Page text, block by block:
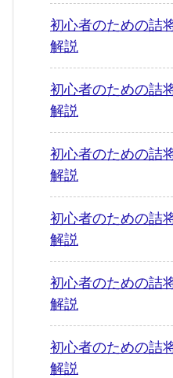
初心者のための
解説
初心者のための
解説
初心者のための
解説
初心者のための
解説
初心者のための
解説
初心者のための
解説